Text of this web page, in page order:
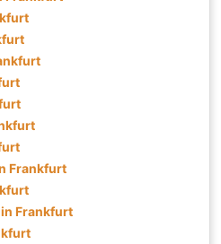
Frankfurt
Frankfurt